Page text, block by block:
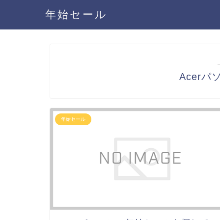
年始セール
Acerパ
年始セール